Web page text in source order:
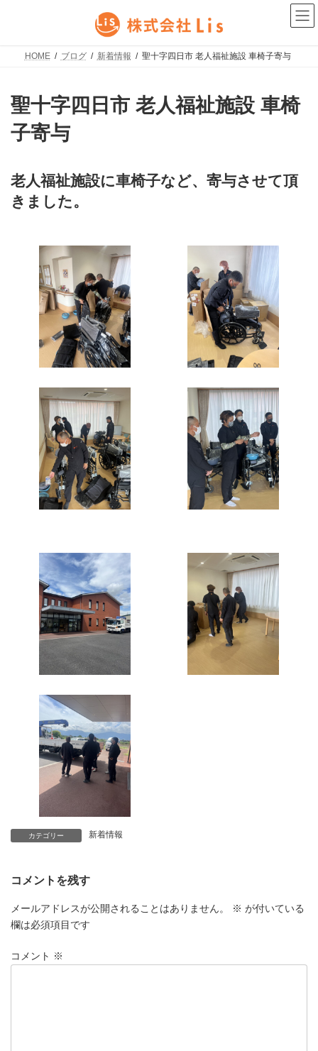
HOME ブログ 新着情報 聖十字四日市 老人福祉施設 車椅子寄与
聖十字四日市 老人福祉施設 車椅
子寄与
老人福祉施設に車椅子など、寄与させて頂
きました。
カテゴリー 新着情報
コメントを残す
メールアドレスが公開されることはありません。 ※ が付いている
欄は必須項目です
コメント ※